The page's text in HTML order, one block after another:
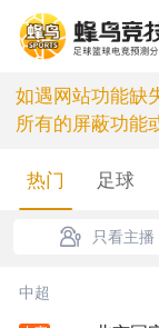
如遇网站功能缺
所有的屏蔽功能
热门 足球
只看主播
中超